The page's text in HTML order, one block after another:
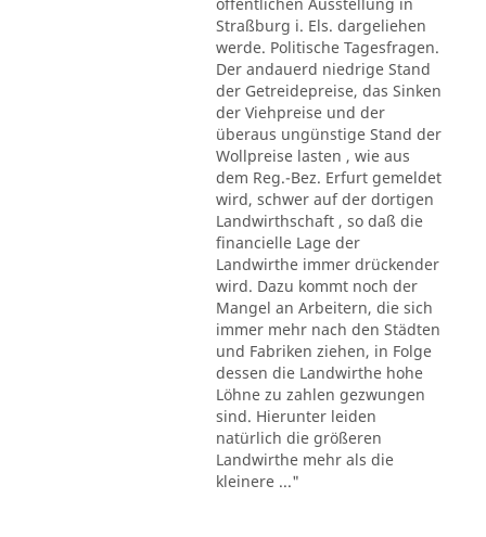
Straßburg i. Els. dargeliehen
werde. Politische Tagesfragen.
Der andauerd niedrige Stand
der Getreidepreise, das Sinken
der Viehpreise und der
überaus ungünstige Stand der
Wollpreise lasten , wie aus
dem Reg.-Bez. Erfurt gemeldet
wird, schwer auf der dortigen
Landwirthschaft , so daß die
financielle Lage der
Landwirthe immer drückender
wird. Dazu kommt noch der
Mangel an Arbeitern, die sich
immer mehr nach den Städten
und Fabriken ziehen, in Folge
dessen die Landwirthe hohe
Löhne zu zahlen gezwungen
sind. Hierunter leiden
natürlich die größeren
Landwirthe mehr als die
kleinere ..."